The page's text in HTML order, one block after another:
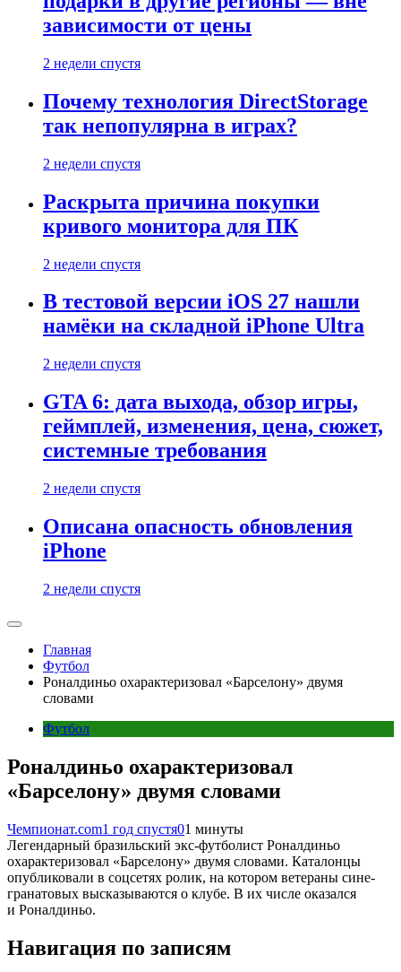
зависимости от цены
2 недели спустя
Почему технология DirectStorage
так непопулярна в играх?
2 недели спустя
Раскрыта причина покупки
кривого монитора для ПК
2 недели спустя
В тестовой версии iOS 27 нашли
намёки на складной iPhone Ultra
2 недели спустя
GTA 6: дата выхода, обзор игры,
геймплей, изменения, цена, сюжет,
системные требования
2 недели спустя
Описана опасность обновления
iPhone
2 недели спустя
Главная
Футбол
Роналдиньо охарактеризовал «Барселону» двумя
словами
Футбол
Роналдиньо охарактеризовал
«Барселону» двумя словами
Чемпионат.com1 год спустя01 минуты
Легендарный бразильский экс-футболист Роналдиньо
охарактеризовал «Барселону» двумя словами. Каталонцы
опубликовали в соцсетях ролик, на котором ветераны сине-
гранатовых высказываются о клубе. В их числе оказался
и Роналдиньо.
Навигация по записям